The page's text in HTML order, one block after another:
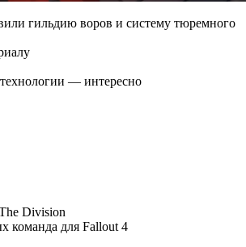
гильдию воров и систему тюремного
— интересно
Division
команда для Fallout 4